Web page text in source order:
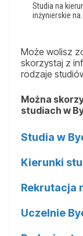
Studia na
inżynierskie na…
Może wolisz
skorzystaj z
rodzaje
Można
studiach w
Studia w
Kierunki
Rekrutacja
Uczelnie